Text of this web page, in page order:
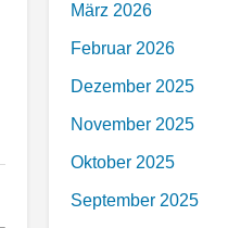
März 2026
Februar 2026
Dezember 2025
November 2025
Oktober 2025
September 2025